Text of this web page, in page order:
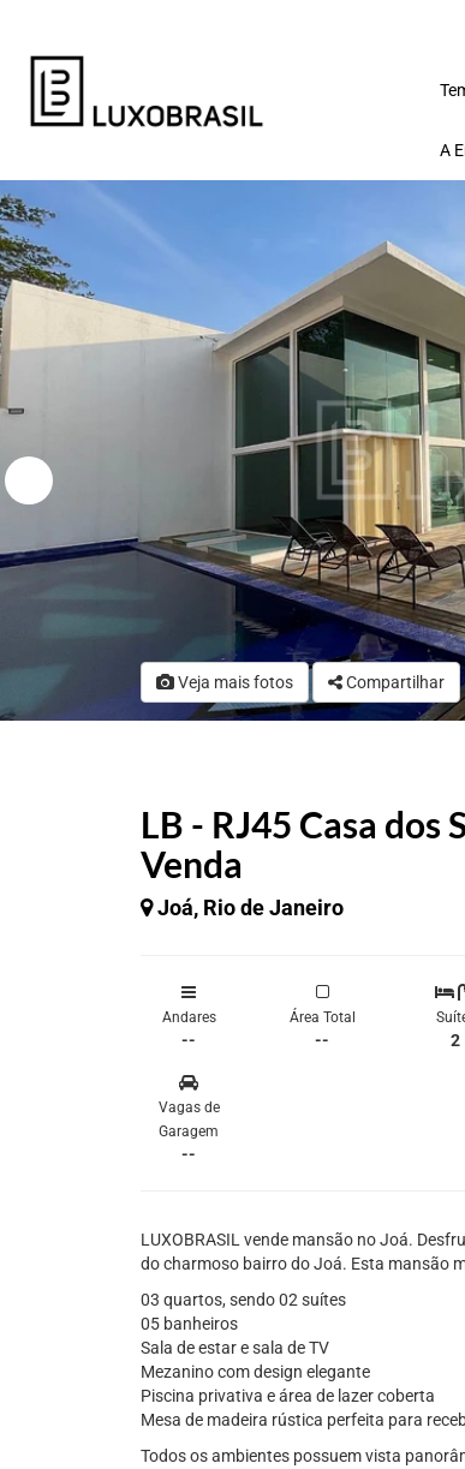
A
Veja mais fotos Compartilhar
LB - RJ45 Casa dos
Venda
Joá, Rio de Janeiro
Andares
--
Área Total
-- 2
Vagas de
Garagem
--
LUXOBRASIL vende mansão no Joá.
do charmoso bairro do Joá. Esta mansão
03 quartos, sendo 02 suítes
05 banheiros
Sala de estar e sala de TV
Mezanino com design elegante
Piscina privativa e área de lazer coberta
Mesa de madeira rústica perfeita para
Todos os ambientes possuem vista